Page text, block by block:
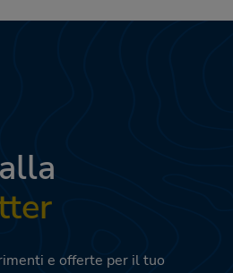
e offerte per il tuo